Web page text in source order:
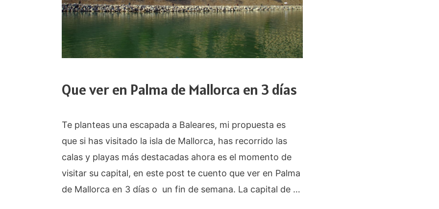
Que ver en Palma de Mallorca en 3 días
Te planteas una escapada a Baleares, mi propuesta es
que si has visitado la isla de Mallorca, has recorrido las
calas y playas más destacadas ahora es el momento de
visitar su capital, en este post te cuento que ver en Palma
de Mallorca en 3 días o un fin de semana. La capital de …